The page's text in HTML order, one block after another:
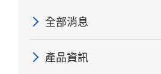
全部消息
產品資訊